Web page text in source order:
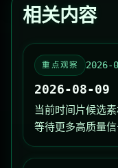
相关内容
重点观察 2026-
2026-08-09
当前时间片候选
等待更多高质量
预告：三星预计
BlockBeats 消